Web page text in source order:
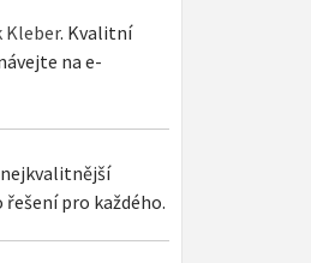
Kleber. Kvalitní
na e-
pro každého.